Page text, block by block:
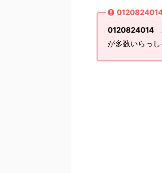
0120824014
が多数いらっ